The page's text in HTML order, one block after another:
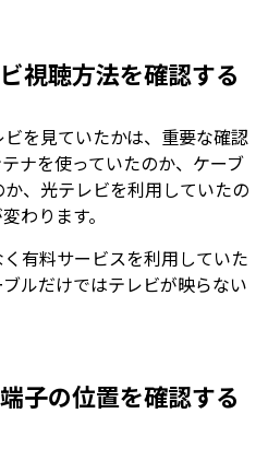
視聴方法を確認する
を見ていたかは、重要な確認
ナを使っていたのか、ケーブ
、光テレビを利用していたの
わります。
有料サービスを利用していた
ルだけではテレビが映らない
子の位置を確認する